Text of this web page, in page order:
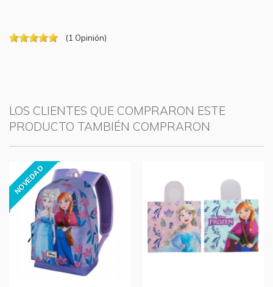
(1 Opinión)
LOS CLIENTES QUE COMPRARON ESTE
PRODUCTO TAMBIÉN COMPRARON
NOVEDAD